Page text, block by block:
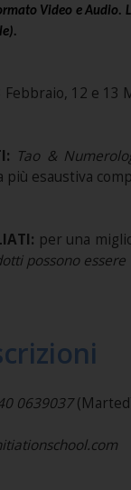
Video e
Febbraio, 12 e 13
Tao &
esaustiva
per una
possono
0639037